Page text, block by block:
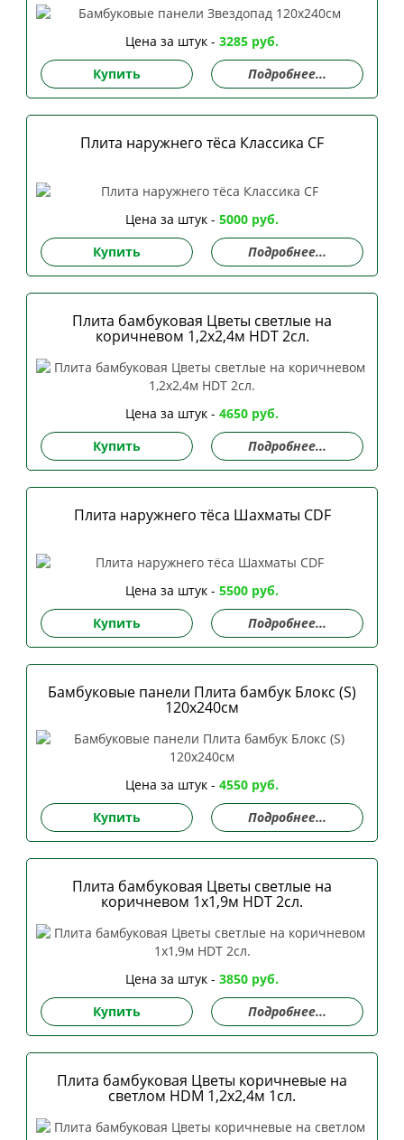
Цена за штук - 3285 руб.
Купить
Подробнее...
Плита наружнего тёса Классика CF
Цена за штук - 5000 руб.
Купить
Подробнее...
Плита бамбуковая Цветы светлые на
коричневом 1,2х2,4м HDT 2сл.
Цена за штук - 4650 руб.
Купить
Подробнее...
Плита наружнего тёса Шахматы CDF
Цена за штук - 5500 руб.
Купить
Подробнее...
Бамбуковые панели Плита бамбук Блокс (S)
120х240см
Цена за штук - 4550 руб.
Купить
Подробнее...
Плита бамбуковая Цветы светлые на
коричневом 1х1,9м HDT 2сл.
Цена за штук - 3850 руб.
Купить
Подробнее...
Плита бамбуковая Цветы коричневые на
светлом HDM 1,2х2,4м 1сл.